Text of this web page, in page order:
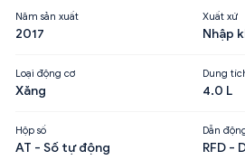
Năm sản xuất
2017
Xuất xứ
Nhập
Loại động cơ
Xăng
Dung
4.0 L
Hộp số
AT - Số tự động
Dẫn
RFD -